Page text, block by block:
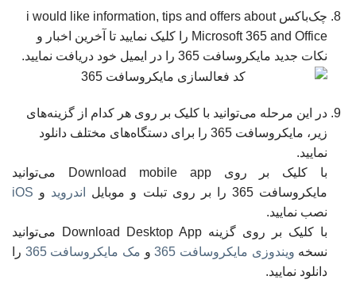
چک‌باکس i would like information, tips and offers about
Microsoft 365 and Office را کلیک نمایید تا آخرین اخبار و
نکات جدید مایکروسافت 365 را در ایمیل خود دریافت نمایید.
در این مرحله می‌توانید با کلیک بر روی هر کدام از گزینه‌های
زیر، مایکروسافت 365 را برای دستگاه‌های مختلف دانلود
نمایید.
با کلیک بر روی Download mobile app می‌توانید
مایکروسافت 365 را بر روی تبلت و موبایل
اندروید و iOS
نصب نمایید.
با کلیک بر روی گزینه Download Desktop App می‌توانید
نسخه ویندوزی مایکروسافت 365 و مک مایکروسافت 365
را
دانلود نمایید.